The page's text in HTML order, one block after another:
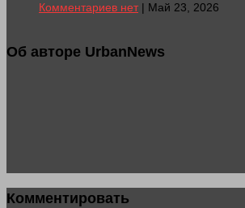
Комментариев нет| Май 23, 2026
Об авторе UrbanNews
Комментировать